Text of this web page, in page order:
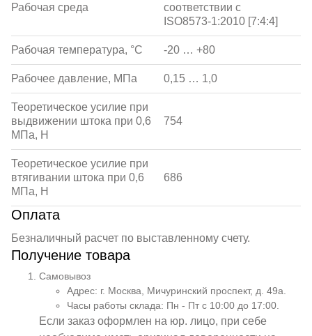
Рабочая среда
соответствии с
ISO8573-1:2010 [7:4:4]
Рабочая температура, °С -20 … +80
Рабочее давление, МПа 0,15 … 1,0
Теоретическое усилие при
выдвижении штока при 0,6
МПа, Н
754
Теоретическое усилие при
втягивании штока при 0,6
МПа, Н
686
Оплата
Безналичный расчет по выставленному счету.
Получение товара
Самовывоз
Адрес: г. Москва, Мичуринский проспект, д. 49а.
Часы работы склада: Пн - Пт с 10:00 до 17:00.
Если заказ оформлен на юр. лицо, при себе